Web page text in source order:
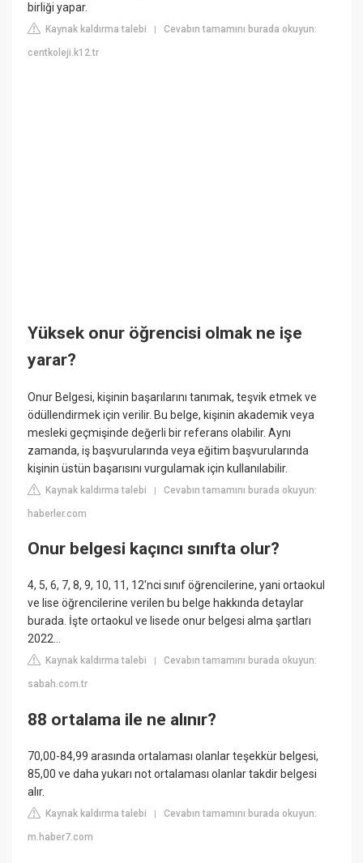
birliği yapar.
Kaynak kaldırma talebi |Cevabın tamamını burada okuyun:
centkoleji.k12.tr
Yüksek onur öğrencisi olmak ne işe
yarar?
Onur Belgesi, kişinin başarılarını tanımak, teşvik etmek ve
ödüllendirmek için verilir. Bu belge, kişinin akademik veya
mesleki geçmişinde değerli bir referans olabilir. Aynı
zamanda, iş başvurularında veya eğitim başvurularında
kişinin üstün başarısını vurgulamak için kullanılabilir.
Kaynak kaldırma talebi |Cevabın tamamını burada okuyun:
haberler.com
Onur belgesi kaçıncı sınıfta olur?
4, 5, 6, 7, 8, 9, 10, 11, 12'nci sınıf öğrencilerine, yani ortaokul
ve lise öğrencilerine verilen bu belge hakkında detaylar
burada. İşte ortaokul ve lisede onur belgesi alma şartları
2022…
Kaynak kaldırma talebi |Cevabın tamamını burada okuyun:
sabah.com.tr
88 ortalama ile ne alınır?
70,00-84,99 arasında ortalaması olanlar teşekkür belgesi,
85,00 ve daha yukarı not ortalaması olanlar takdir belgesi
alır.
Kaynak kaldırma talebi |Cevabın tamamını burada okuyun:
m.haber7.com